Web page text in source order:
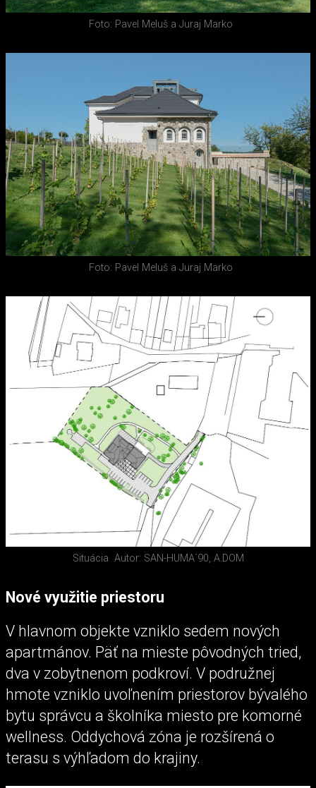
Foto: Pavel Meluš a Juraj Marko
Foto: Pavel Meluš a Juraj Marko
Situácia Autor: SAN-HUMA´90, A.DOM
Nové využitie priestoru
V hlavnom objekte vzniklo sedem nových
apartmánov. Päť na mieste pôvodných tried,
dva v zobytnenom podkroví. V podružnej
hmote vzniklo uvoľnením priestorov bývalého
bytu správcu a školníka miesto pre komorné
wellness. Oddychová zóna je rozšírená o
terasu s výhľadom do krajiny.